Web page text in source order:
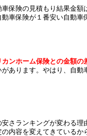
保険の見積もり結果金額
車保険が１番安い自動車
ンホーム保険との金額の
あります。やはり、自動
さランキングが変わる理
の内容を変えてきているか